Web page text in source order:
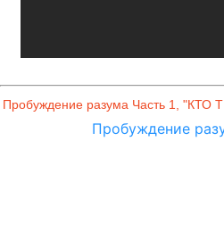
Пробуждение разума Часть 1, "КТО
Пробуждение